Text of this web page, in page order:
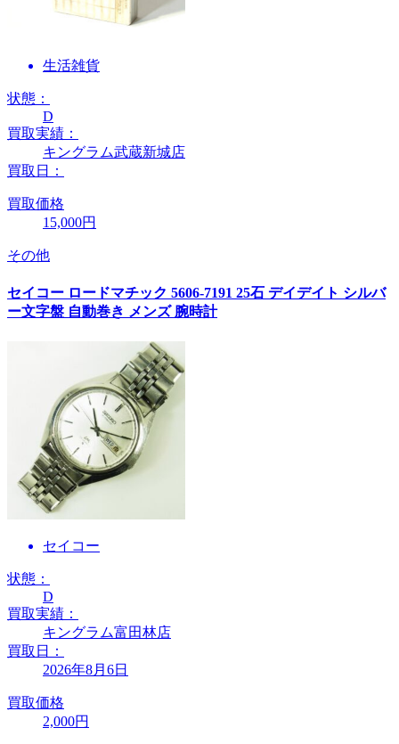
生活雑貨
状態：
D
買取実績：
キングラム武蔵新城店
買取日：
買取価格
15,000円
その他
セイコー ロードマチック 5606-7191 25石 デイデイト シルバ
ー文字盤 自動巻き メンズ 腕時計
セイコー
状態：
D
買取実績：
キングラム富田林店
買取日：
2026年8月6日
買取価格
2,000円